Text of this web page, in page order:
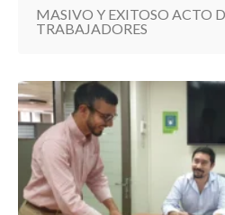
MASIVO Y EXITOSO ACTO
TRABAJADORES